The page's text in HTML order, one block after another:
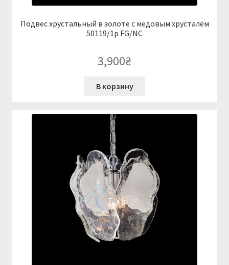
Подвес хрустальный в золоте с медовым хрусталём
50119/1p FG/NC
3,900₴
В корзину